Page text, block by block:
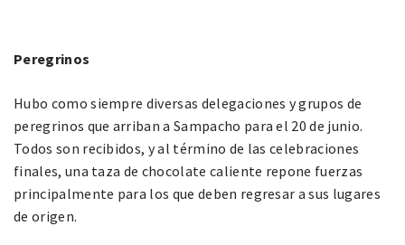
Peregrinos
Hubo como siempre diversas delegaciones y grupos de
peregrinos que arriban a Sampacho para el 20 de junio.
Todos son recibidos, y al término de las celebraciones
finales, una taza de chocolate caliente repone fuerzas
principalmente para los que deben regresar a sus lugares
de origen.